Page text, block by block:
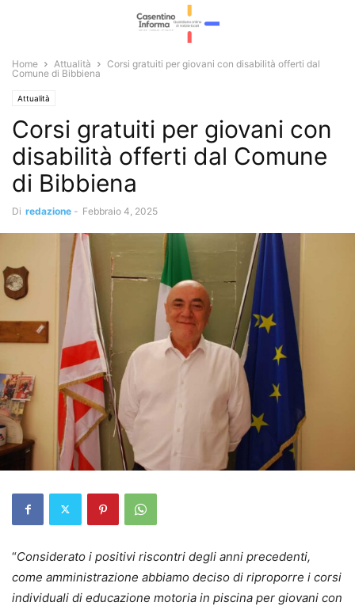
Home Attualità
Corsi gratuiti per giovani con disabilità offerti dal
Comune di Bibbiena
Attualità
Corsi gratuiti per giovani con
disabilità offerti dal Comune
di Bibbiena
Di redazione - Febbraio 4, 2025
“Considerato i positivi riscontri degli anni precedenti,
come amministrazione abbiamo deciso di riproporre i corsi
individuali di educazione motoria in piscina per giovani con